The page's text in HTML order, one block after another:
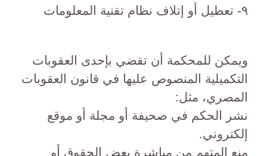
٩- تعطيل أو إتلاف نظام تقنية المعلومات
ويمكن للمحكمة أن تقضي بإحدى العقوبات
التكميلية المنصوص عليها في قانون العقوبات
المصري، مثل:
نشر الحكم في صحيفة أو مجلة أو موقع
إلكتروني.
منع المتهم من مباشرة بعض الحقوق أو